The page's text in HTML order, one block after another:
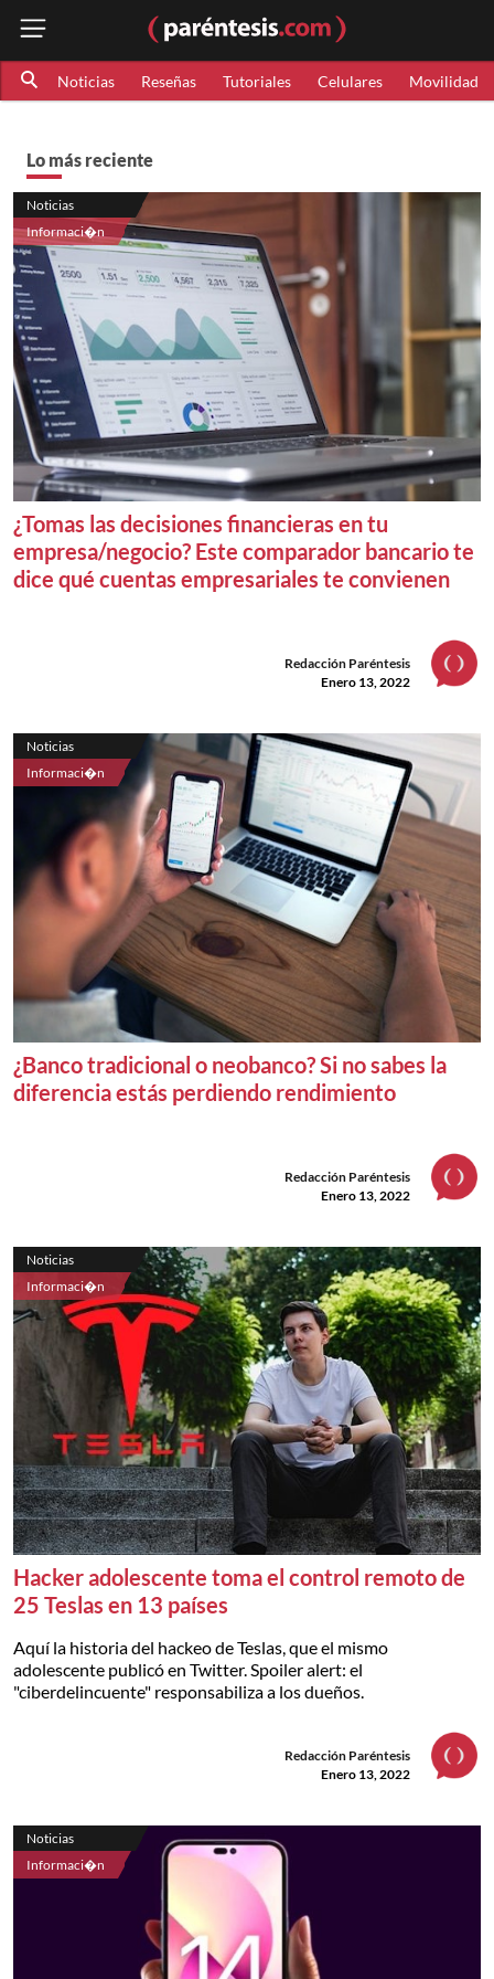
Noticias Reseñas Tutoriales Celulares Movilidad
Lo más reciente
Noticias
Informaci�n
¿Tomas las decisiones financieras en tu
empresa/negocio? Este comparador bancario te
dice qué cuentas empresariales te convienen
Redacción Paréntesis
Enero 13, 2022
Noticias
Informaci�n
¿Banco tradicional o neobanco? Si no sabes la
diferencia estás perdiendo rendimiento
Redacción Paréntesis
Enero 13, 2022
Noticias
Informaci�n
Hacker adolescente toma el control remoto de
25 Teslas en 13 países
Aquí la historia del hackeo de Teslas, que el mismo
adolescente publicó en Twitter. Spoiler alert: el
"ciberdelincuente" responsabiliza a los dueños.
Redacción Paréntesis
Enero 13, 2022
Noticias
Informaci�n